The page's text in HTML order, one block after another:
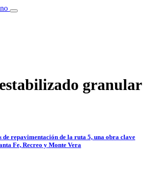
estabilizado granular
de repavimentación de la ruta 5, una obra clave
Fe, Recreo y Monte Vera